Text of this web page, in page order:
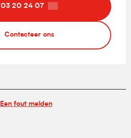
03 20 24 07 ▒▒
Contacteer ons
Een fout melden